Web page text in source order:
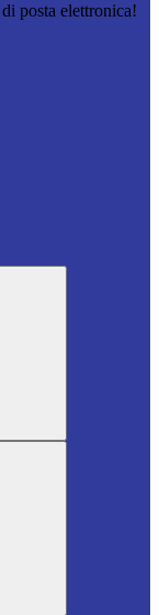
posta elettronica!